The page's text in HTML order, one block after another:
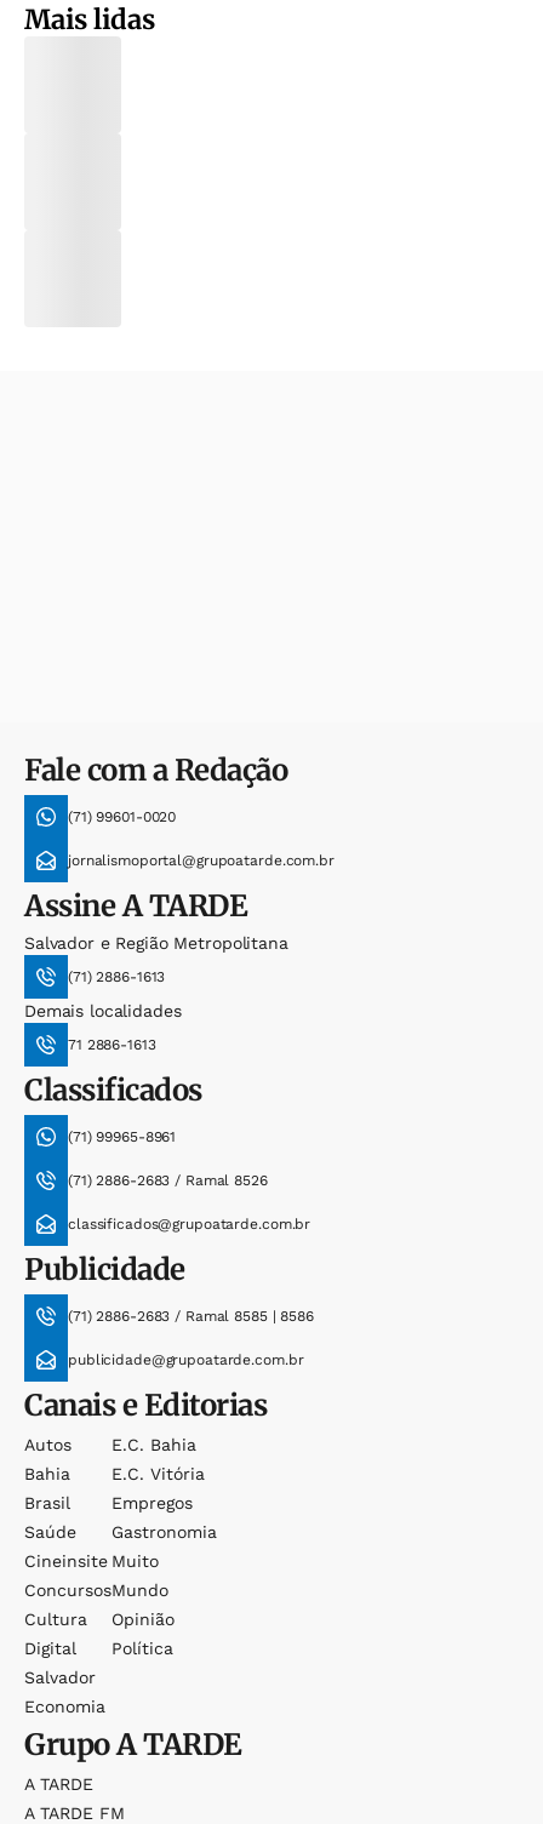
Mais lidas
Fale com a Redação
(71) 99601-0020
jornalismoportal@grupoatarde.com.br
AssineA TARDE
Salvador e Região Metropolitana
(71) 2886-1613
Demais localidades
71 2886-1613
Classificados
(71) 99965-8961
(71) 2886-2683 / Ramal 8526
classificados@grupoatarde.com.br
Publicidade
(71) 2886-2683 / Ramal 8585 | 8586
publicidade@grupoatarde.com.br
Canais e Editorias
Autos
Bahia
Brasil
Saúde
Cineinsite
Concursos
Cultura
Digital
Salvador
Economia
E.c. Bahia
E.c. Vitória
Empregos
Gastronomia
Muito
Mundo
Opinião
Política
GrupoA TARDE
A TARDE
A TARDE FM